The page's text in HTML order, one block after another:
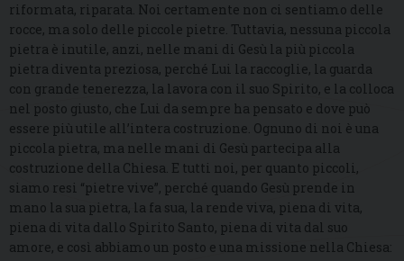
riformata, riparata. Noi certamente non ci sentiamo delle
rocce, ma solo delle piccole pietre. Tuttavia, nessuna piccola
pietra è inutile, anzi, nelle mani di Gesù la più piccola
pietra diventa preziosa, perché Lui la raccoglie, la guarda
con grande tenerezza, la lavora con il suo Spirito, e la colloca
nel posto giusto, che Lui da sempre ha pensato e dove può
essere più utile all’intera costruzione. Ognuno di noi è una
piccola pietra, ma nelle mani di Gesù partecipa alla
costruzione della Chiesa. E tutti noi, per quanto piccoli,
siamo resi “pietre vive”, perché quando Gesù prende in
mano la sua pietra, la fa sua, la rende viva, piena di vita,
piena di vita dallo Spirito Santo, piena di vita dal suo
amore, e così abbiamo un posto e una missione nella Chiesa: